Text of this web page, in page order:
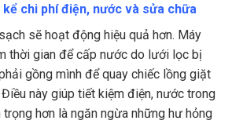
chi phí điện, nước và sửa chữa
sẽ hoạt động hiệu quả hơn. Máy
thời gian để cấp nước do lưới lọc bị
gồng mình để quay chiếc lồng giặt
này giúp tiết kiệm điện, nước trong
hơn là ngăn ngừa những hư hỏng